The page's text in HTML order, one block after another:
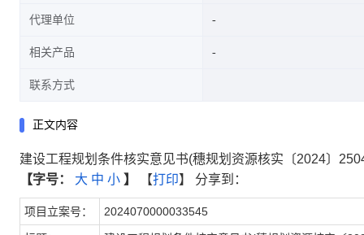
代理单位
相关产品
联系方式
正文内容
建设工程规划条件核实意见书(穗规划资源核实〔2024〕
【字号：
大 中 小 】 【打印】 分享到：
项目立案号： 2024070000033545